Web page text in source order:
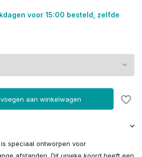
voor 15:00 besteld, zelfde
aan winkelwagen
is speciaal ontworpen voor